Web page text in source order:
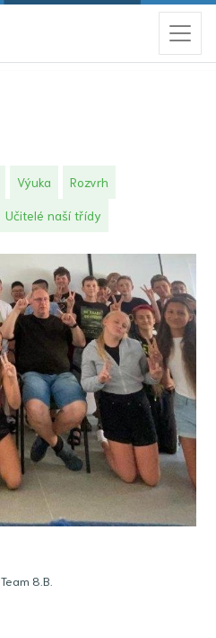
Výuka Rozvrh
Učitelé naší třídy
8.B.